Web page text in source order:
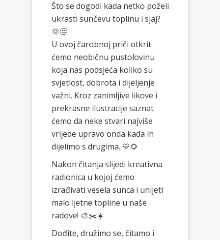
Što se dogodi kada netko poželi
ukrasti sunčevu toplinu i sjaj?
🌞🤔
U ovoj čarobnoj priči otkrit
ćemo neobičnu pustolovinu
koja nas podsjeća koliko su
svjetlost, dobrota i dijeljenje
važni. Kroz zanimljive likove i
prekrasne ilustracije saznat
ćemo da neke stvari najviše
vrijede upravo onda kada ih
dijelimo s drugima. 💛🌻
Nakon čitanja slijedi kreativna
radionica u kojoj ćemo
izrađivati vesela sunca i unijeti
malo ljetne topline u naše
radove! 🎨✂️☀️
Dođite, družimo se, čitamo i